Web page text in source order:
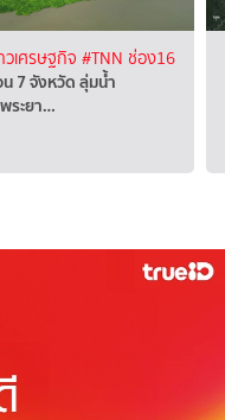
วเศรษฐกิจ #TNN ช่อง16
น 7 จังหวัด ลุ่มน้ำ
พระยา…